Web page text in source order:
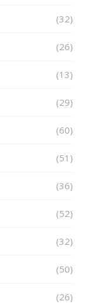
(32)
(26)
(13)
(29)
(60)
(51)
(36)
(52)
(32)
(50)
(26)